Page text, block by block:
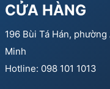
CỬA HÀNG
196 Bùi Tá Hán,
Minh
Hotline: 098 101 1013